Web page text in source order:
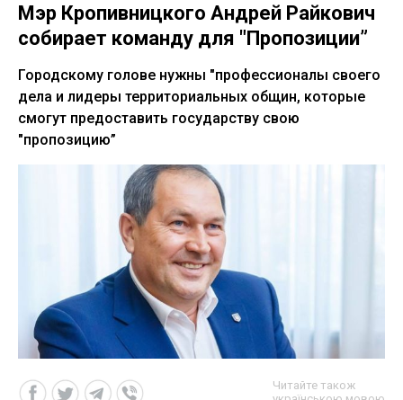
Мэр Кропивницкого Андрей Райкович
собирает команду для "Пропозиции”
Городскому голове нужны "профессионалы своего
дела и лидеры территориальных общин, которые
смогут предоставить государству свою
"пропозицию”
Читайте також